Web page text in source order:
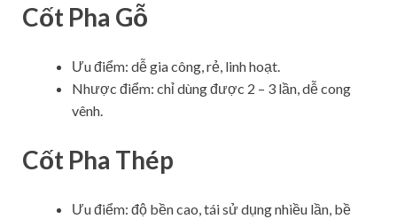
Cốt Pha Gỗ
Ưu điểm: dễ gia công, rẻ, linh hoạt.
Nhược điểm: chỉ dùng được 2 – 3 lần, dễ cong
vênh.
Cốt Pha Thép
Ưu điểm: độ bền cao, tái sử dụng nhiều lần, bề